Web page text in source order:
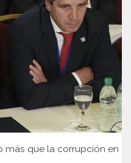
que la corrupción en